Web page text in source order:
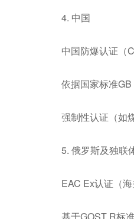
4. 中国
中国防爆认证（
依据国家标准
强制性认证（如
5. 俄罗斯及独联
EAC Ex认证（海